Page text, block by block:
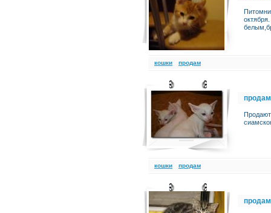
кошки продам
продам
кошки продам
продам